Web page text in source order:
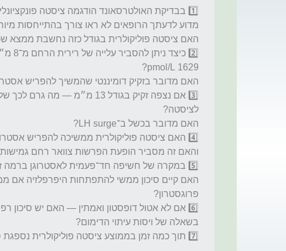
7️⃣ תוך כמה זמן בממוצע ציסטה פוליקולרית נספגת ספונטנית?